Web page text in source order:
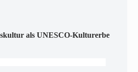
als UNESCO-Kulturerbe